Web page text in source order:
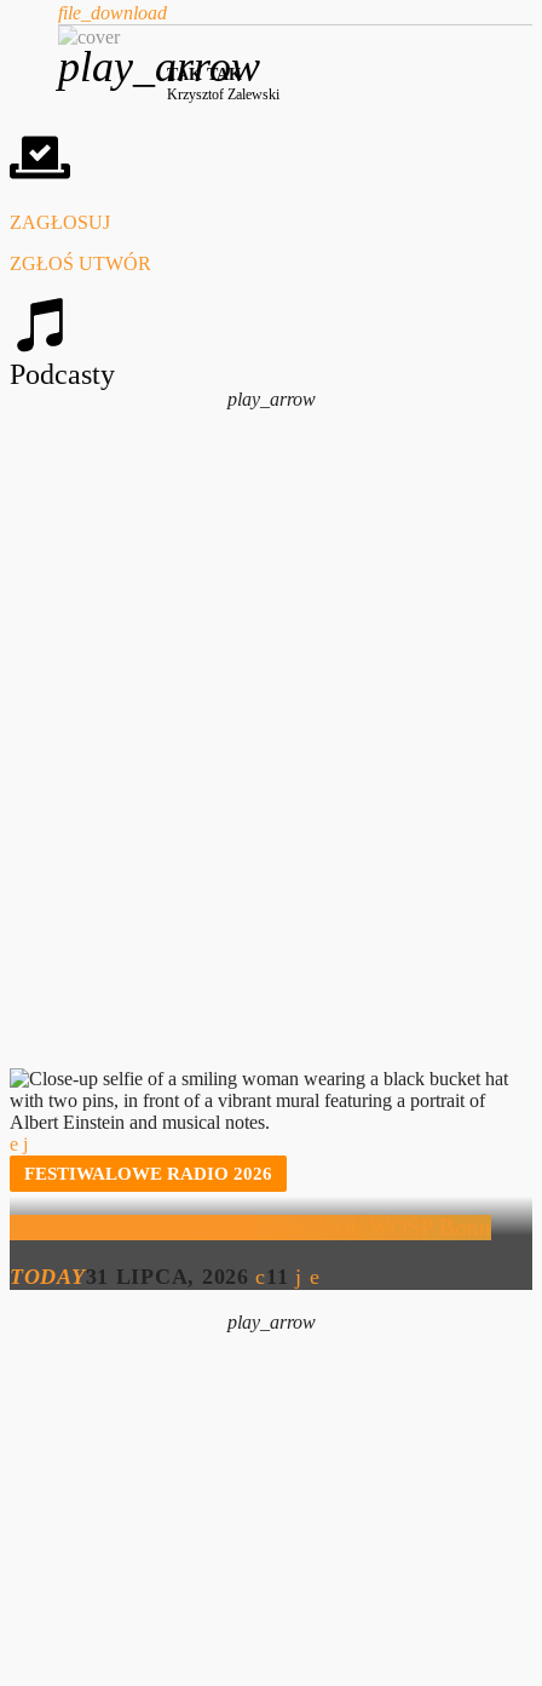
file_download
play_arrow
TAK TAK
Krzysztof Zalewski
ZAGŁOSUJ
ZGŁOŚ UTWÓR
Podcasty
play_arrow
FESTIWALOWE RADIO 2026
Festiwalowe Radio 2026 – Ewa Sztab WOŚP Bonn
TODAY31 LIPCA, 2026 11
play_arrow